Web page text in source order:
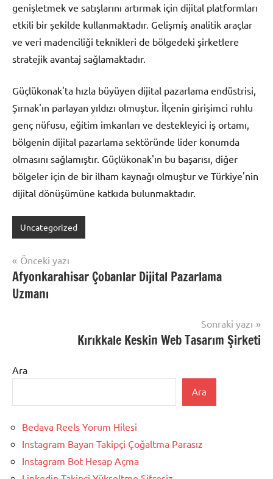
genişletmek ve satışlarını artırmak için dijital platformları
etkili bir şekilde kullanmaktadır. Gelişmiş analitik araçlar
ve veri madenciliği teknikleri de bölgedeki şirketlere
stratejik avantaj sağlamaktadır.
Güçlükonak'ta hızla büyüyen dijital pazarlama endüstrisi,
Şırnak'ın parlayan yıldızı olmuştur. İlçenin girişimci ruhlu
genç nüfusu, eğitim imkanları ve destekleyici iş ortamı,
bölgenin dijital pazarlama sektöründe lider konumda
olmasını sağlamıştır. Güçlükonak'ın bu başarısı, diğer
bölgeler için de bir ilham kaynağı olmuştur ve Türkiye'nin
dijital dönüşümüne katkıda bulunmaktadır.
Uncategorized
Yazı
gezinmesi
Önceki yazı
Afyonkarahisar Çobanlar Dijital Pazarlama
Uzmanı
Sonraki yazı
Kırıkkale Keskin Web Tasarım Şirketi
Ara
Ara
Bedava Reels Yorum Hilesi
Instagram Bayan Takipçi Çoğaltma Parasız
Instagram Bot Hesap Açma